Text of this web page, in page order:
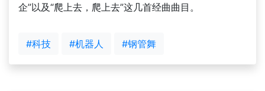
企”以及“爬上去，爬上去”这几首经曲曲目。
#科技 #机器人 #钢管舞